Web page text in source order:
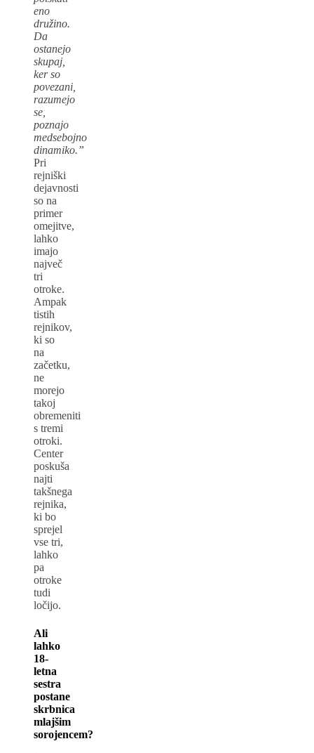
eno
družino.
Da
ostanejo
skupaj,
ker so
povezani,
razumejo
se,
poznajo
medsebojno
dinamiko.”
Pri
rejniški
dejavnosti
so na
primer
omejitve,
lahko
imajo
največ
tri
otroke.
Ampak
tistih
rejnikov,
ki so
na
začetku,
ne
morejo
takoj
obremeniti
s tremi
otroki.
Center
poskuša
najti
takšnega
rejnika,
ki bo
sprejel
vse tri,
lahko
pa
otroke
tudi
ločijo.
Ali
lahko
18-
letna
sestra
postane
skrbnica
mlajšim
sorojencem?